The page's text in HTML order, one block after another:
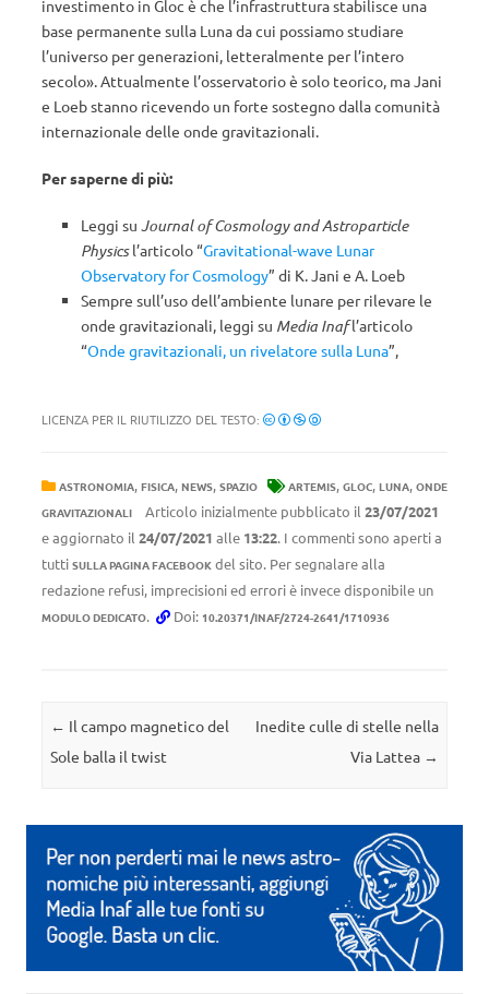
investimento in Gloc è che l’infrastruttura stabilisce una
base permanente sulla Luna da cui possiamo studiare
l’universo per generazioni, letteralmente per l’intero
secolo». Attualmente l’osservatorio è solo teorico, ma Jani
e Loeb stanno ricevendo un forte sostegno dalla comunità
internazionale delle onde gravitazionali.
Per saperne di più:
Leggi su Journal of Cosmology and Astroparticle
Physicsl’articolo “Gravitational-wave Lunar
Observatory for Cosmology” di K. Jani e A. Loeb
Sempre sull’uso dell’ambiente lunare per rilevare le
onde gravitazionali, leggi su Media Inafl’articolo
“Onde gravitazionali, un rivelatore sulla Luna”,
LICENZA PER IL RIUTILIZZO DEL TESTO:
ASTRONOMIA, FISICA, NEWS, SPAZIO ARTEMIS, GLOC, LUNA, ONDE
GRAVITAZIONALI
Articolo inizialmente pubblicato il 23/07/2021
e aggiornato il 24/07/2021 alle 13:22. I commenti sono aperti a
tutti SULLA PAGINA FACEBOOK del sito. Per segnalare alla
redazione refusi, imprecisioni ed errori è invece disponibile un
MODULO DEDICATO. Doi: 10.20371/INAF/2724-2641/1710936
Navigazione articolo
← Il campo magnetico del
Sole balla il twist
Inedite culle di stelle nella
Via Lattea →